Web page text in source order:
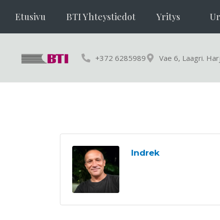
Etusivu BTI Yhteystiedot Yritys
+372 6285989 Vae 6, Laagri.
Indrek